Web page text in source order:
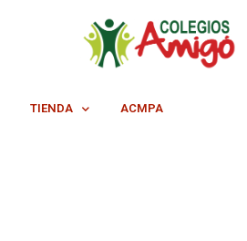
TIENDA ACMPA